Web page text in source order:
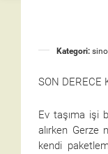
Kategori:
SON DERECE
Ev taşıma işi
alırken Gerze
kendi